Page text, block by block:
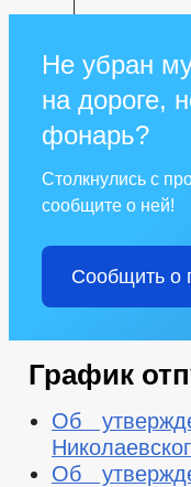
Не убран
на дороге,
фонарь?
Столкнулись с
сообщите о ней!
Сообщить о
График
Об
Об